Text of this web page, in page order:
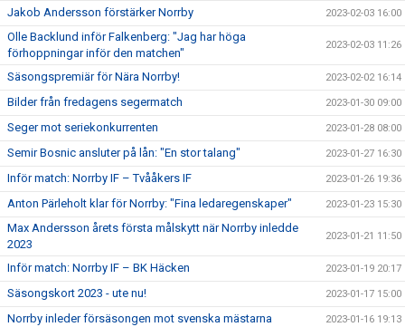
Jakob Andersson förstärker Norrby 2023-02-03 16:00
Olle Backlund inför Falkenberg: "Jag har höga
förhoppningar inför den matchen"
2023-02-03 11:26
Säsongspremiär för Nära Norrby! 2023-02-02 16:14
Bilder från fredagens segermatch 2023-01-30 09:00
Seger mot seriekonkurrenten 2023-01-28 08:00
Semir Bosnic ansluter på lån: "En stor talang" 2023-01-27 16:30
Inför match: Norrby IF – Tvååkers IF 2023-01-26 19:36
Anton Pärleholt klar för Norrby: "Fina ledaregenskaper" 2023-01-23 15:30
Max Andersson årets första målskytt när Norrby inledde
2023
2023-01-21 11:50
Inför match: Norrby IF – BK Häcken 2023-01-19 20:17
Säsongskort 2023 - ute nu! 2023-01-17 15:00
Norrby inleder försäsongen mot svenska mästarna 2023-01-16 19:13